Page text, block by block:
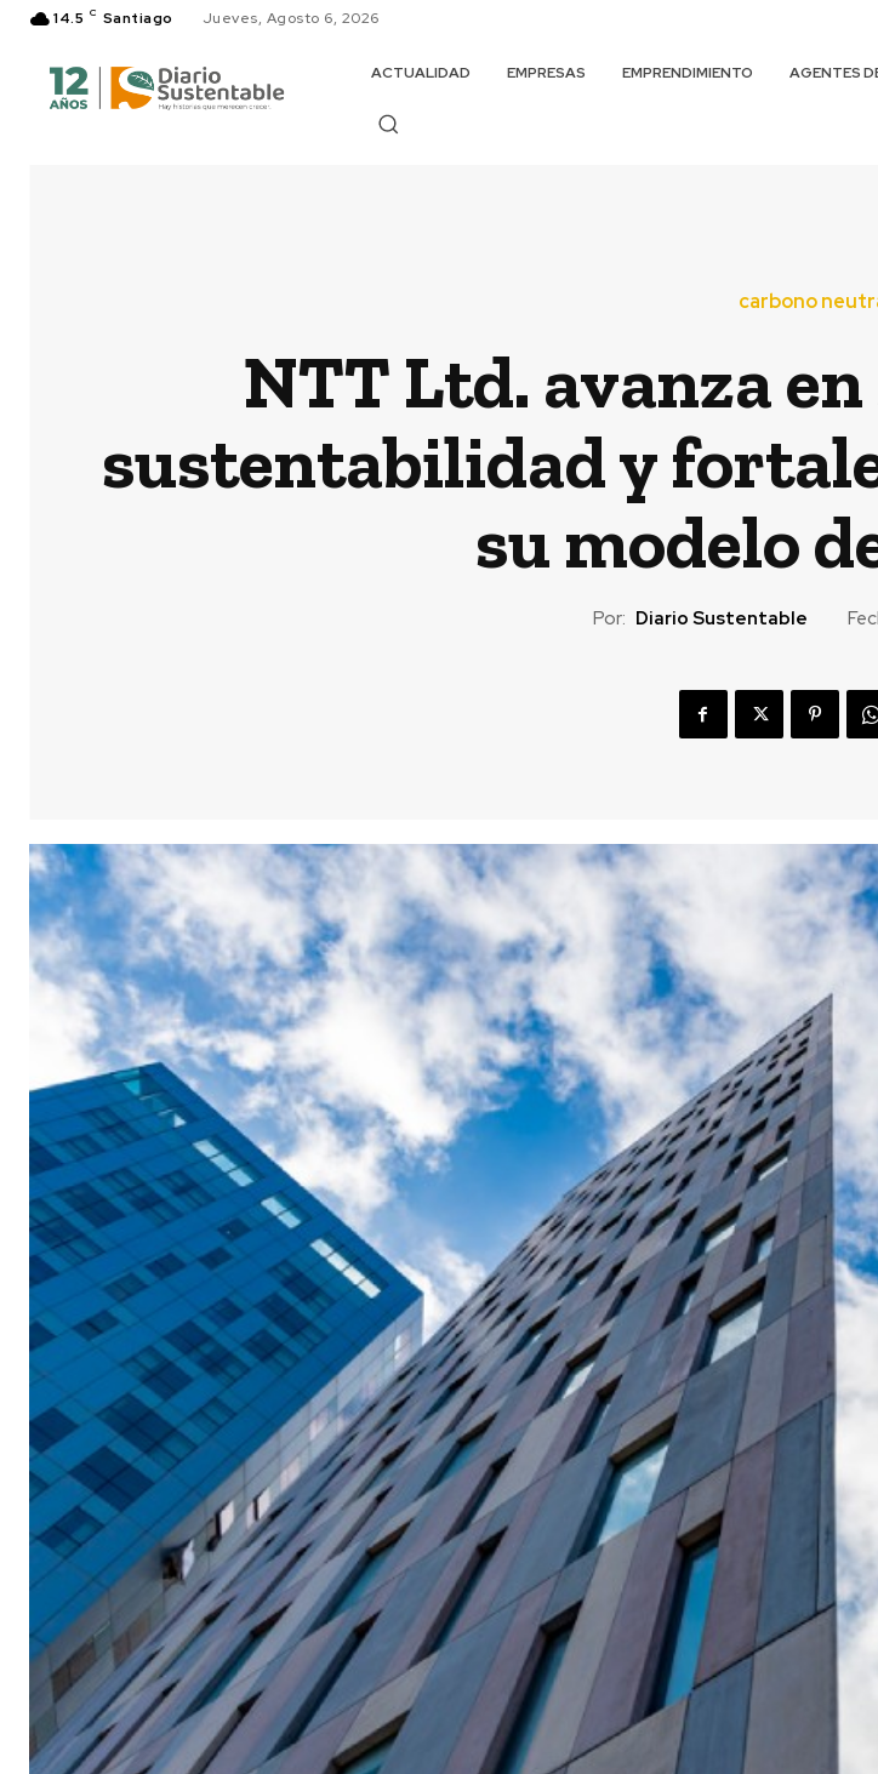
14.5 C Santiago Jueves, Agosto 6, 2026
ACTUALIDAD EMPRESAS EMPRENDIMIENTO AGENTES
carbono
NTT Ltd. avanza
sustentabilidad y
su modelo
Por: Diario Sustentable